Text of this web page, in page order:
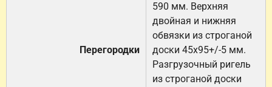
Перегородки
590 мм. Верхняя
двойная и нижняя
обвязки из строганой
доски 45х95+/-5 мм.
Разгрузочный ригель
из строганой доски